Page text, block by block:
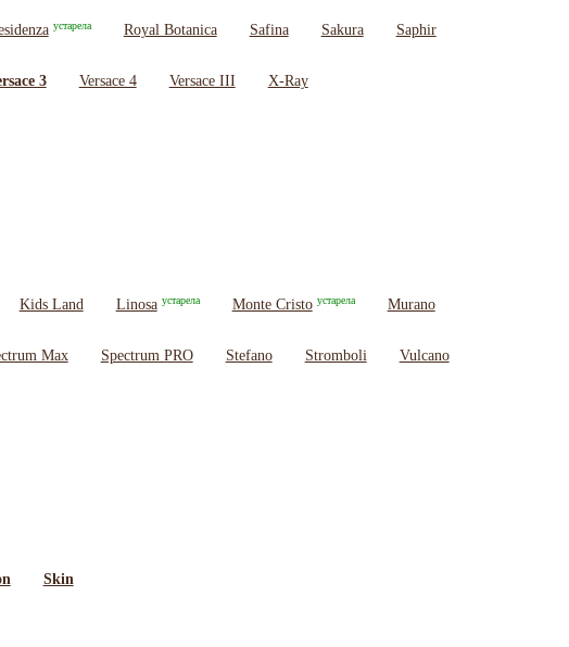
устарела Royal Botanica Safina Sakura Saphir
3 Versace 4 Versace III X-Ray
Kids Land Linosa устарела Monte Cristo устарела Murano
Max Spectrum PRO Stefano Stromboli Vulcano
Skin